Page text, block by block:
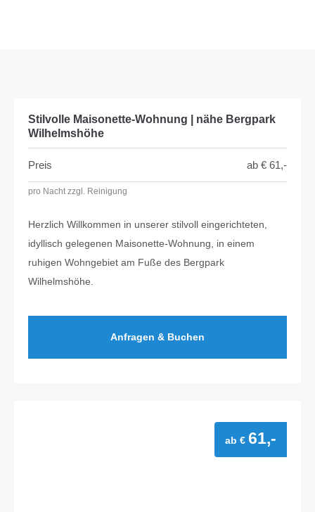
Stilvolle Maisonette-Wohnung | nähe Bergpark
Wilhelmshöhe
Preis ab € 61,-
pro Nacht zzgl. Reinigung
Herzlich Willkommen in unserer stilvoll eingerichteten,
idyllisch gelegenen Maisonette-Wohnung, in einem
ruhigen Wohngebiet am Fuße des Bergpark
Wilhelmshöhe.
Anfragen & Buchen
ab € 61,-